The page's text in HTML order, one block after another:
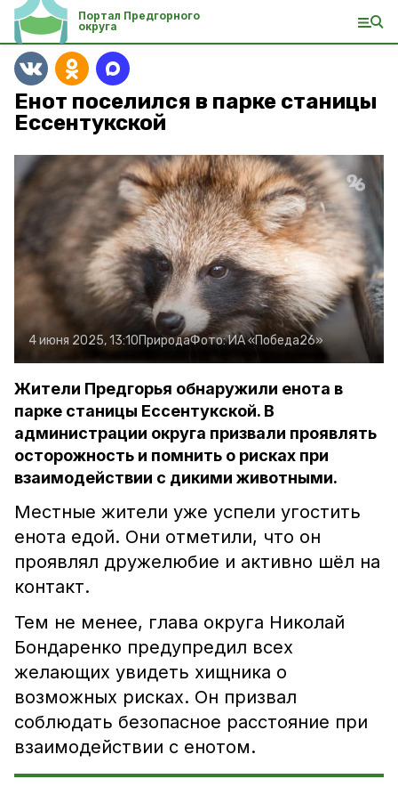
Портал Предгорного
округа
Енот поселился в парке станицы
Ессентукской
4 июня 2025, 13:10ПриродаФото:ИА «Победа26»
Жители Предгорья обнаружили енота в
парке станицы Ессентукской. В
администрации округа призвали проявлять
осторожность и помнить о рисках при
взаимодействии с дикими животными.
Местные жители уже успели угостить
енота едой. Они отметили, что он
проявлял дружелюбие и активно шёл на
контакт.
Тем не менее, глава округа Николай
Бондаренко предупредил всех
желающих увидеть хищника о
возможных рисках. Он призвал
соблюдать безопасное расстояние при
взаимодействии с енотом.